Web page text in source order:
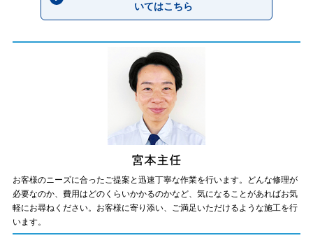
いてはこちら
お客様のニーズに合ったご提案と迅速丁寧な作業を行います。どんな修理が
必要なのか、費用はどのくらいかかるのかなど、気になることがあればお気
軽にお尋ねください。お客様に寄り添い、ご満足いただけるような施工を行
います。